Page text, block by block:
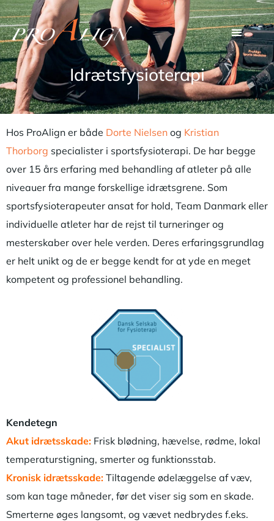
Idrætsfysioterapi
Hos ProAlign er både Dorte Nielsen og Kristian
Thorborg specialister i sportsfysioterapi. De har begge
over 15 års erfaring med behandling af atleter på alle
niveauer fra mange forskellige idrætsgrene. Som
sportsfysioterapeuter ansat for hold, Team Danmark eller
individuelle atleter har de rejst til turneringer og
mesterskaber over hele verden. Deres erfaringsgrundlag
er helt unikt og de er begge kendt for at yde en meget
kompetent og professionel behandling.
Kendetegn
Akut idrætsskade: Frisk blødning, hævelse, rødme, lokal
temperaturstigning, smerter og funktionsstab.
Kronisk idrætsskade: Tiltagende ødelæggelse af væv,
som kan tage måneder, før det viser sig som en skade.
Smerterne øges langsomt, og vævet nedbrydes f.eks.